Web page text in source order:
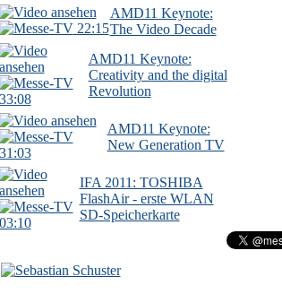
22:15
AMD11 Keynote:
The Video Decade
33:08
AMD11 Keynote:
Creativity and the digital
Revolution
31:03
AMD11 Keynote:
New Generation TV
03:10
IFA 2011: TOSHIBA
FlashAir - erste WLAN
SD-Speicherkarte